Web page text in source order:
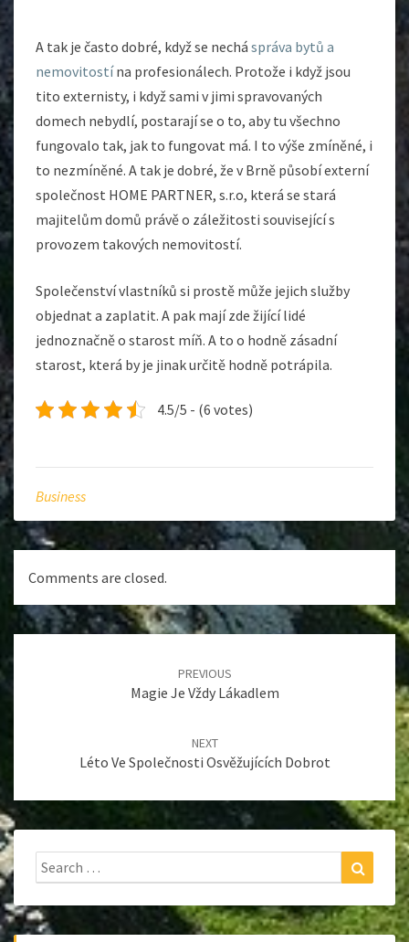
A tak je často dobré, když se nechá správa bytů a
nemovitostína profesionálech. Protože i když jsou
tito externisty, i když sami v jimi spravovaných
domech nebydlí, postarají se o to, aby tu všechno
fungovalo tak, jak to fungovat má. I to výše zmíněné, i
to nezmíněné. A tak je dobré, že v Brně působí externí
společnost HOME PARTNER, s.r.o, která se stará
majitelům domů právě o záležitosti související s
provozem takových nemovitostí.
Společenství vlastníků si prostě může jejich služby
objednat a zaplatit. A pak mají zde žijící lidé
jednoznačně o starost míň. A to o hodně zásadní
starost, která by je jinak určitě hodně potrápila.
4.5/5 - (6 votes)
Business
Comments are closed.
navigation
PREVIOUS
Magie Je Vždy Lákadlem
NEXT
Léto Ve Společnosti Osvěžujících Dobrot
Search
for:
Search